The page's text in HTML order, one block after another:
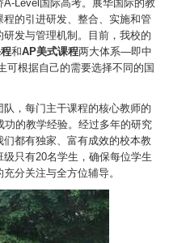
Level国际高考。展华国际的教
的引进研发、整合、实施和管
发与管理机制。目前，我校的
和AP美式课程两大体系—即中
可根据自己的需要选择不同的国
，每门主干课程的核心教师的
功的教学经验。经过多年的研究
都有独家、富有成效的校本教
只有20名学生，确保每位学生
分关注与全方位辅导。